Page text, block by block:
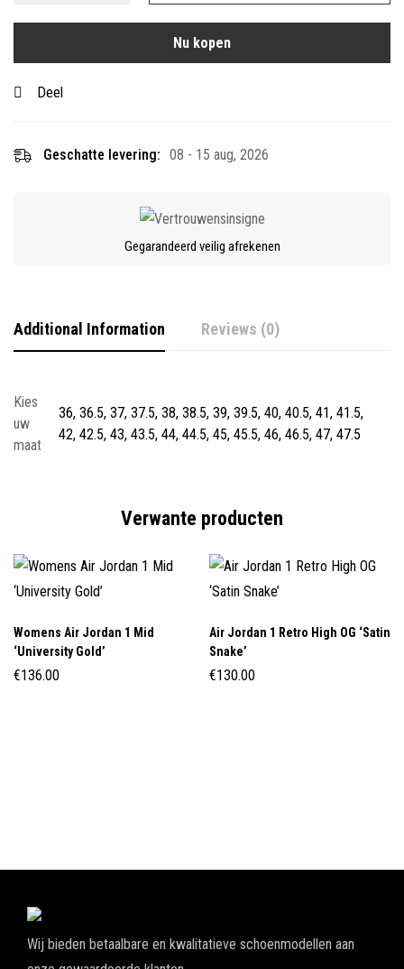
Nu kopen
Deel
Geschatte levering: 08 - 15 aug, 2026
Gegarandeerd veilig afrekenen
Additional Information Reviews (0)
Kies
uw
maat
36, 36.5, 37, 37.5, 38, 38.5, 39, 39.5, 40, 40.5, 41, 41.5,
42, 42.5, 43, 43.5, 44, 44.5, 45, 45.5, 46, 46.5, 47, 47.5
Verwante producten
Womens Air Jordan 1 Mid
‘University Gold’
€136.00
Air Jordan 1 Retro High OG ‘Satin
Snake’
€130.00
Wij bieden betaalbare en kwalitatieve schoenmodellen aan